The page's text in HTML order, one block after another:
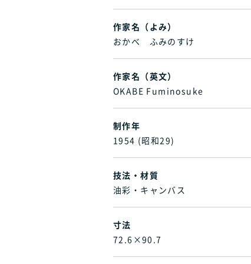
作家名（よみ）
おかべ ふみのすけ
作家名（英文）
OKABE Fuminosuke
制作年
1954 (昭和29)
技法・材質
油彩・キャンバス
寸法
72.6×90.7